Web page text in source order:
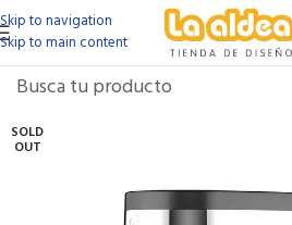
Skip to navigation
Skip to main content
SOLD
OUT